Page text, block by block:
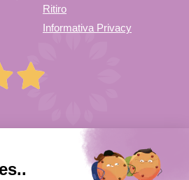
Ritiro
Informativa Privacy